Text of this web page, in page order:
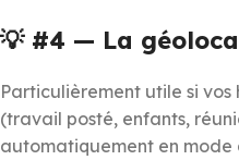
💡 #4 — La
Particulièrement utile si
(travail posté, enfants,
automatiquement en mode